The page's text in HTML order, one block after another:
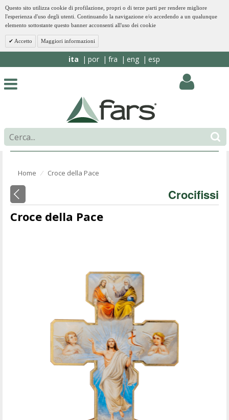
Questo sito utilizza cookie di profilazione, propri o di terze parti per rendere migliore
l'esperienza d'uso degli utenti. Continuando la navigazione e/o accedendo a un qualunque
elemento sottostante questo banner acconsenti all'uso dei cookie
Accetto Maggiori informazioni
ita por fra eng esp
Home ⁄ Croce della Pace
Crocifissi
Croce della Pace